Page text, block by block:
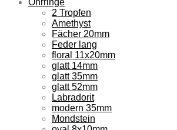
2 Tropfen
Amethyst
Fächer 20mm
Feder lang
floral 11x20mm
glatt 14mm
glatt 35mm
glatt 52mm
Labradorit
modern 35mm
Mondstein